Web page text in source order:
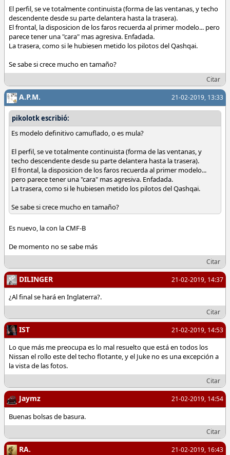
El perfil, se ve totalmente continuista (forma de las ventanas, y techo
descendente desde su parte delantera hasta la trasera).
El frontal, la disposicion de los faros recuerda al primer modelo... pero
parece tener una "cara" mas agresiva. Enfadada.
La trasera, como si le hubiesen metido los pilotos del Qashqai.
Se sabe si crece mucho en tamaño?
Citar
21-02-2019, 13:33
A.P.M.
pikolotk escribió:
Es modelo definitivo camuflado, o es mula?
El perfil, se ve totalmente continuista (forma de las ventanas, y
techo descendente desde su parte delantera hasta la trasera).
El frontal, la disposicion de los faros recuerda al primer modelo...
pero parece tener una "cara" mas agresiva. Enfadada.
La trasera, como si le hubiesen metido los pilotos del Qashqai.
Se sabe si crece mucho en tamaño?
Es nuevo, la con la CMF-B
De momento no se sabe más
Citar
21-02-2019, 14:37
DILINGER
¿Al final se hará en Inglaterra?.
Citar
21-02-2019, 14:53
IST
Lo que más me preocupa es lo mal resuelto que está en todos los
Nissan el rollo este del techo flotante, y el Juke no es una excepción a
la vista de las fotos.
Citar
21-02-2019, 14:54
Jaymz
Buenas bolsas de basura.
Citar
21-02-2019, 16:43
RA.